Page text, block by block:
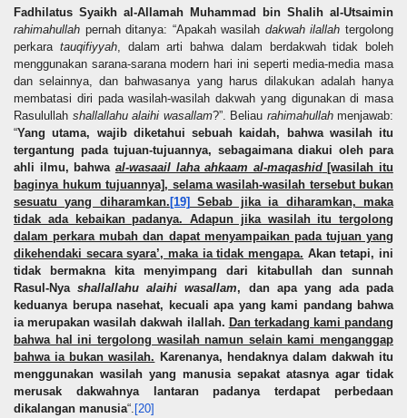
Fadhilatus Syaikh al-Allamah Muhammad bin Shalih al-Utsaimin
rahimahullah pernah ditanya: “Apakah wasilah dakwah ilallah tergolong
perkara tauqifiyyah, dalam arti bahwa dalam berdakwah tidak boleh
menggunakan sarana-sarana modern hari ini seperti media-media masa
dan selainnya, dan bahwasanya yang harus dilakukan adalah hanya
membatasi diri pada wasilah-wasilah dakwah yang digunakan di masa
Rasulullah shallallahu alaihi wasallam?”. Beliau rahimahullahmenjawab:
“Yang utama, wajib diketahui sebuah kaidah, bahwa wasilah itu
tergantung pada tujuan-tujuannya, sebagaimana diakui oleh para
ahli ilmu, bahwa al-wasaail laha ahkaam al-maqashid[wasilah itu
baginya hukum tujuannya], selama wasilah-wasilah tersebut bukan
sesuatu yang diharamkan. [19]
Sebab jika ia diharamkan, maka
tidak ada kebaikan padanya. Adapun jika wasilah itu tergolong
dalam perkara mubah dan dapat menyampaikan pada tujuan yang
dikehendaki secara syara’, maka ia tidak mengapa. Akan tetapi, ini
tidak bermakna kita menyimpang dari kitabullah dan sunnah
Rasul-Nyashallallahu alaihi wasallam, dan apa yang ada pada
keduanya berupa nasehat, kecuali apa yang kami pandang bahwa
ia merupakan wasilah dakwah ilallah. Dan terkadang kami pandang
bahwa hal ini tergolong wasilah namun selain kami menganggap
bahwa ia bukan wasilah. Karenanya, hendaknya dalam dakwah itu
menggunakan wasilah yang manusia sepakat atasnya agar tidak
merusak dakwahnya lantaran padanya terdapat perbedaan
dikalangan manusia“. [20]